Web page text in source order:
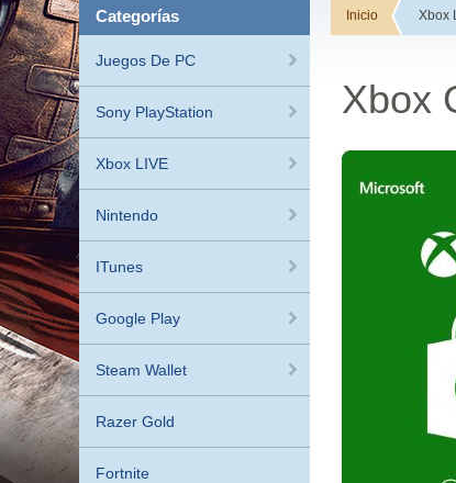
categorías
Juegos De PC
Sony PlayStation
Xbox LIVE
Nintendo
ITunes
Google Play
Steam Wallet
Razer Gold
Fortnite
Inicio Xbox
Xbox